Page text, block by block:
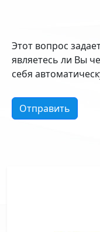
Этот вопрос
являетесь ли Вы
себя